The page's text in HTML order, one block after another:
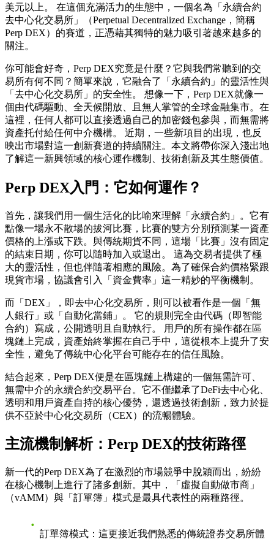
美元以上。 在這個充滿活力的生態中，一個名為「永續合約
去中心化交易所」（Perpetual Decentralized Exchange，簡稱
Perp DEX）的賽道，正憑藉其獨特的魅力吸引著越來越多的
關注。
你可能會好奇，Perp DEX究竟是什麼？它與我們常聽到的交
易所有何不同？簡單來說，它融合了「永續合約」的靈活性與
「去中心化交易所」的安全性。 想像一下，Perp DEX就像一
個由代碼驅動、全天候開放、且無人掌管的全球金融集市。在
這裡，任何人都可以直接透過自己的加密錢包參與，而無需將
資產托付給任何中介機構。 近期，一些新項目的出現，也反
映出市場對這一創新賽道的持續關注。本文將帶你深入淺出地
了解這一新興領域的核心運作機制、技術創新及其生態價值。
Perp DEX入門：它如何運作？
首先，讓我們用一個生活化的比喻來理解「永續合約」。它有
點像一場永不散場的拔河比賽，比賽的雙方分別預測某一資產
價格的上漲或下跌。與傳統期貨不同，這場「比賽」沒有固定
的結束日期，你可以隨時加入或退出。 這為交易者提供了極
大的靈活性，但也伴隨著相應的風險。為了確保合約價格緊跟
現貨市場，協議會引入「資金費率」這一精妙的平衡機制。
而「DEX」，即去中心化交易所，則可以被看作是一個「無
人銀行」或「自動化當鋪」。 它的規則完全由代碼（即智能
合約）寫成，公開透明且自動執行。 用戶的所有操作都在區
塊鏈上完成，資產始終掌握在自己手中，這從根本上提升了安
全性，避免了傳統中心化平台可能存在的信任風險。
結合起來，Perp DEX便是在區塊鏈上構建的一個無需許可、
無需中介的永續合約交易平台。它不僅繼承了DeFi去中心化、
透明和用戶資產自持的核心優勢，還透過技術創新，致力於提
供不亞於中心化交易所（CEX）的流暢體驗。
主流機制解析：Perp DEX的技術路徑
新一代的Perp DEX為了在激烈的市場競爭中脫穎而出，紛紛
在核心機制上進行了諸多創新。其中，「虛擬自動做市商」
（vAMM）與「訂單簿」模式是最具代表性的兩種路徑。
訂單簿模式 ：這更接近我們熟悉的傳統證券交易所體